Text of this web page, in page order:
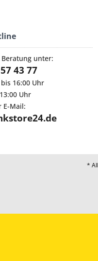
unter:
43 77
16:00 Uhr
Uhr
E-Mail:
*